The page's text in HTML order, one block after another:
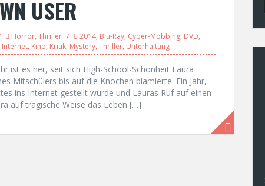
USER
Horror, Thriller 2014, Blu-Ray, Cyber-Mobbing, DVD,
Internet, Kino, Kritik, Mystery, Thriller, Unterhaltung
ist es her, seit sich High-School-Schönheit Laura
Mitschülers bis auf die Knochen blamierte. Ein Jahr,
ins Internet gestellt wurde und Lauras Ruf auf einen
auf tragische Weise das Leben […]